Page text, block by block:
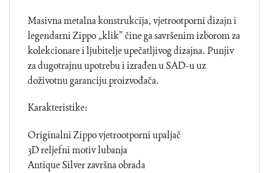
Masivna metalna konstrukcija, vjetrootporni dizajn i
legendarni Zippo „klik” čine ga savršenim izborom za
kolekcionare i ljubitelje upečatljivog dizajna. Punjiv
za dugotrajnu upotrebu i izrađen u SAD-u uz
doživotnu garanciju proizvođača.
Karakteristike:
Originalni Zippo vjetrootporni upaljač
3D reljefni motiv lubanja
Antique Silver završna obrada